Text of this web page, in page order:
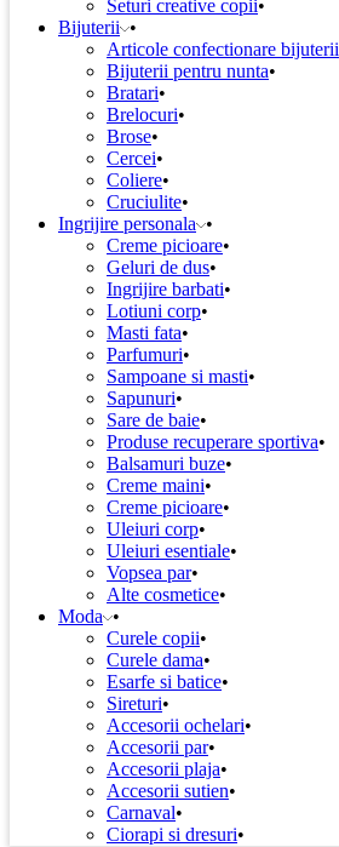
Seturi creative copii
Bijuterii
Articole confectionare bijuterii
Bijuterii pentru nunta
Bratari
Brelocuri
Brose
Cercei
Coliere
Cruciulite
Ingrijire personala
Creme picioare
Geluri de dus
Ingrijire barbati
Lotiuni corp
Masti fata
Parfumuri
Sampoane si masti
Sapunuri
Sare de baie
Produse recuperare sportiva
Balsamuri buze
Creme maini
Creme picioare
Uleiuri corp
Uleiuri esentiale
Vopsea par
Alte cosmetice
Moda
Curele copii
Curele dama
Esarfe si batice
Sireturi
Accesorii ochelari
Accesorii par
Accesorii plaja
Accesorii sutien
Carnaval
Ciorapi si dresuri